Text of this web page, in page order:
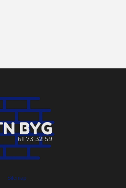
Sitemap